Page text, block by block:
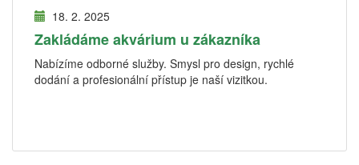
18. 2. 2025
Zakládáme akvárium u zákazníka
Nabízíme odborné služby. Smysl pro design, rychlé
dodání a profesionální přístup je naší vizitkou.